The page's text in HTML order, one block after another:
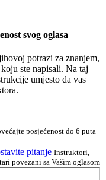
svog oglasa
potrazi za znanjem,
ste napisali. Na taj
umjesto da vas
posjećenost do 6 puta
pitanje Instruktori,
povezani sa Vašim oglasom